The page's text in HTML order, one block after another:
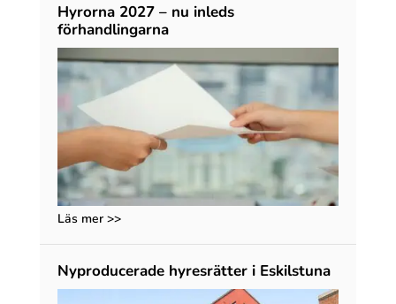
Hyrorna 2027 – nu inleds
förhandlingarna
Läs mer >>
Nyproducerade hyresrätter i Eskilstuna